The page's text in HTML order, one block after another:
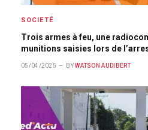
SOCIETÉ
Trois armes à feu, une
munitions saisies lors de
05/04/2025 BY WATSON AUDIBERT